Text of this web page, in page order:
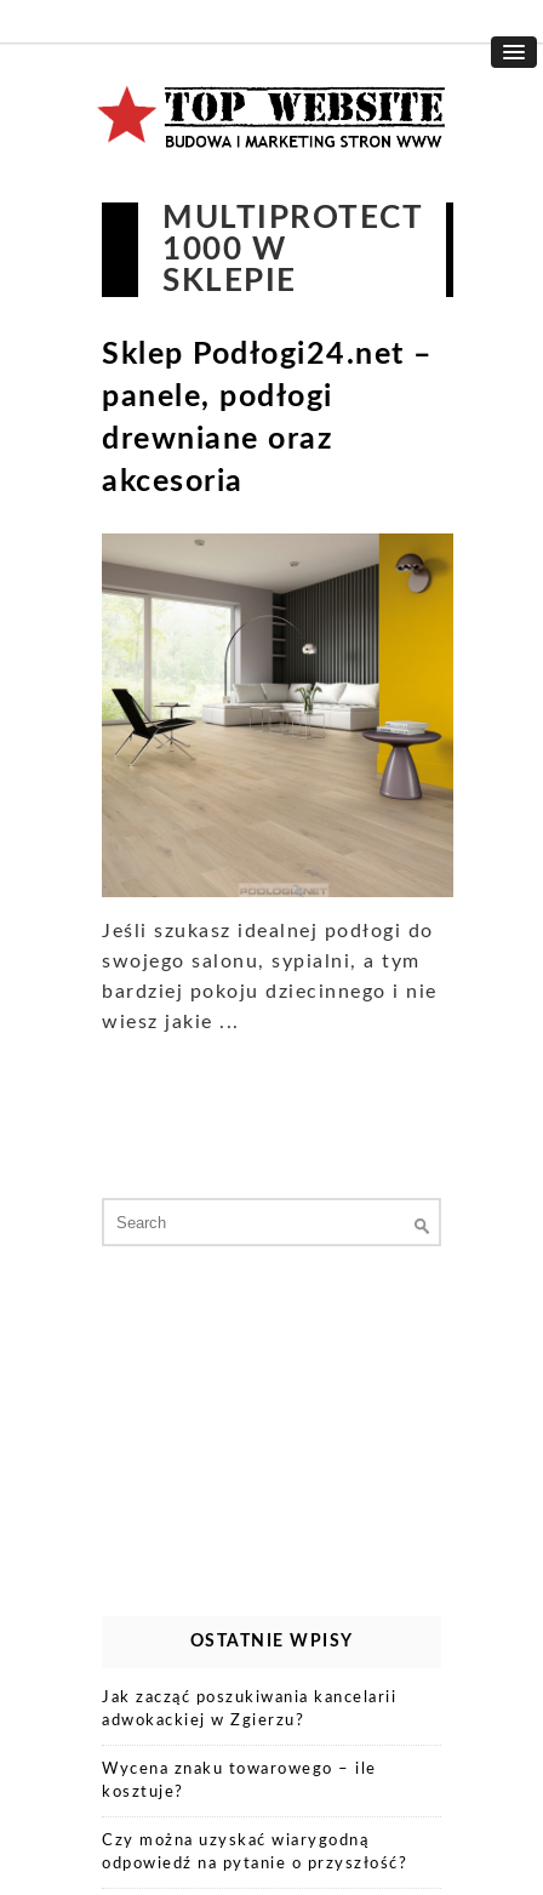
MULTIPROTECT
1000 W
SKLEPIE
Sklep Podłogi24.net –
panele, podłogi
drewniane oraz
akcesoria
Jeśli szukasz idealnej podłogi do
swojego salonu, sypialni, a tym
bardziej pokoju dziecinnego i nie
wiesz jakie ...
for:
OSTATNIE WPISY
Jak zacząć poszukiwania kancelarii
adwokackiej w Zgierzu?
Wycena znaku towarowego – ile
kosztuje?
Czy można uzyskać wiarygodną
odpowiedź na pytanie o przyszłość?